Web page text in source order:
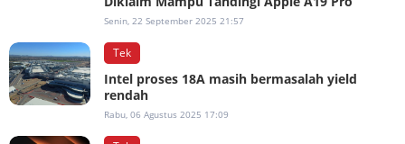
Senin, 22 September 2025 21:57
Tek
Intel proses 18A masih bermasalah yield
rendah
Rabu, 06 Agustus 2025 17:09